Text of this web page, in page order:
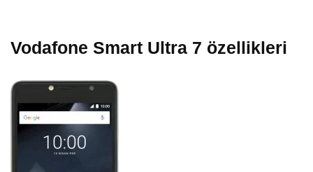
Vodafone Smart Ultra 7 özellikleri